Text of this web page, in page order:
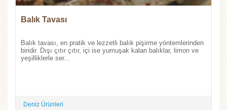
Balık Tavası
Balık tavası, en pratik ve lezzetli balık pişirme yöntemlerinden
biridir. Dışı çıtır çıtır, içi ise yumuşak kalan balıklar, limon ve
yeşilliklerle ser...
Deniz Ürünleri